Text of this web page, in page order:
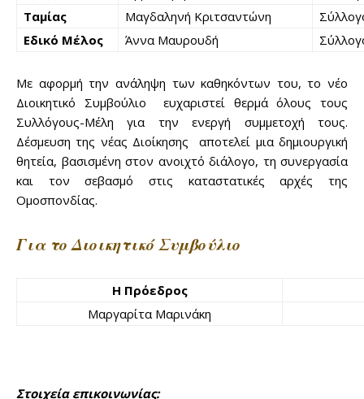
Ταμίας
Μαγδαληνή Κριτσαντώνη
Εδικό Μέλος
Άννα Μαυρουδή
Με αφορμή την ανάληψη των καθηκόντων του, το νέο
Διοικητικό Συμβούλιο ευχαριστεί θερμά όλους τους
Συλλόγους-Μέλη για την ενεργή συμμετοχή τους.
Δέσμευση της νέας Διοίκησης αποτελεί μια δημιουργική
θητεία, βασισμένη στον ανοιχτό διάλογο, τη συνεργασία
και τον σεβασμό στις καταστατικές αρχές της
Ομοσπονδίας.
Για το Διοικητικό Συμβούλιο
Η Πρόεδρος
Μαργαρίτα Μαρινάκη
Στοιχεία επικοινωνίας: